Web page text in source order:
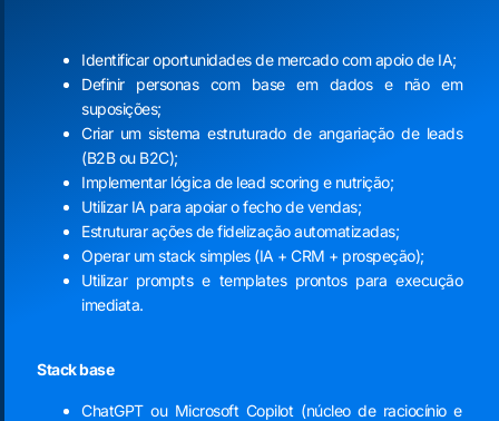
Identificar oportunidades de mercado com apoio de IA;
Definir personas com base em dados e não em
suposições;
Criar um sistema estruturado de angariação de leads
(B2B ou B2C);
Implementar lógica de lead scoring e nutrição;
Utilizar IA para apoiar o fecho de vendas;
Estruturar ações de fidelização automatizadas;
Operar um stack simples (IA + CRM + prospeção);
Utilizar prompts e templates prontos para execução
imediata.
Stack base
ChatGPT ou Microsoft Copilot (núcleo de raciocínio e